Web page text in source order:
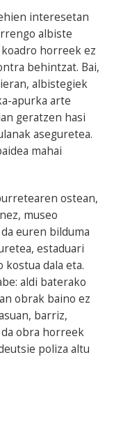
interesetan
albiste
horreek ez
behintzat. Bai,
albistegiek
apurka arte
geratzen hasi
aseguretea.
mahai
ostean,
museo
euren bilduma
estaduari
dala eta.
aldi baterako
obrak baino ez
barriz,
obra horreek
poliza altu